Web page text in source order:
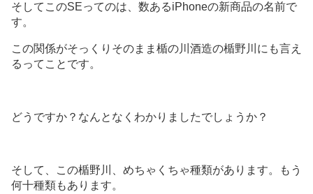
そしてこのSEってのは、数あるiPhoneの新商品の名前で
す。
この関係がそっくりそのまま楯の川酒造の楯野川にも言え
るってことです。
どうですか？なんとなくわかりましたでしょうか？
そして、この楯野川、めちゃくちゃ種類があります。もう
何十種類もあります。